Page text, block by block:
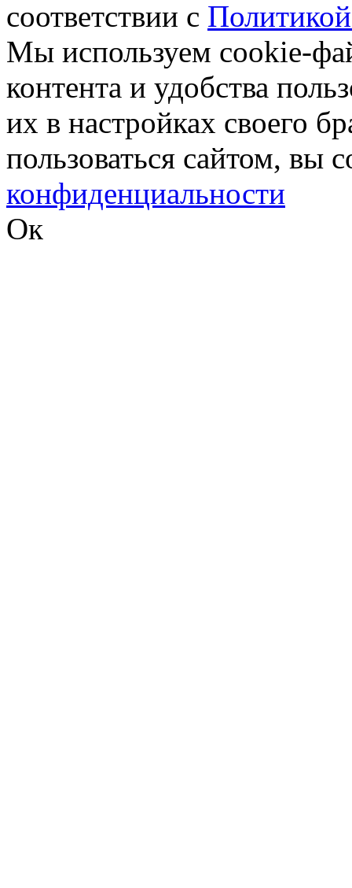
соответствии с
Мы используем cookie-
контента и удобства
их в настройках своего
пользоваться сайтом, вы
конфиденциальности
Ок